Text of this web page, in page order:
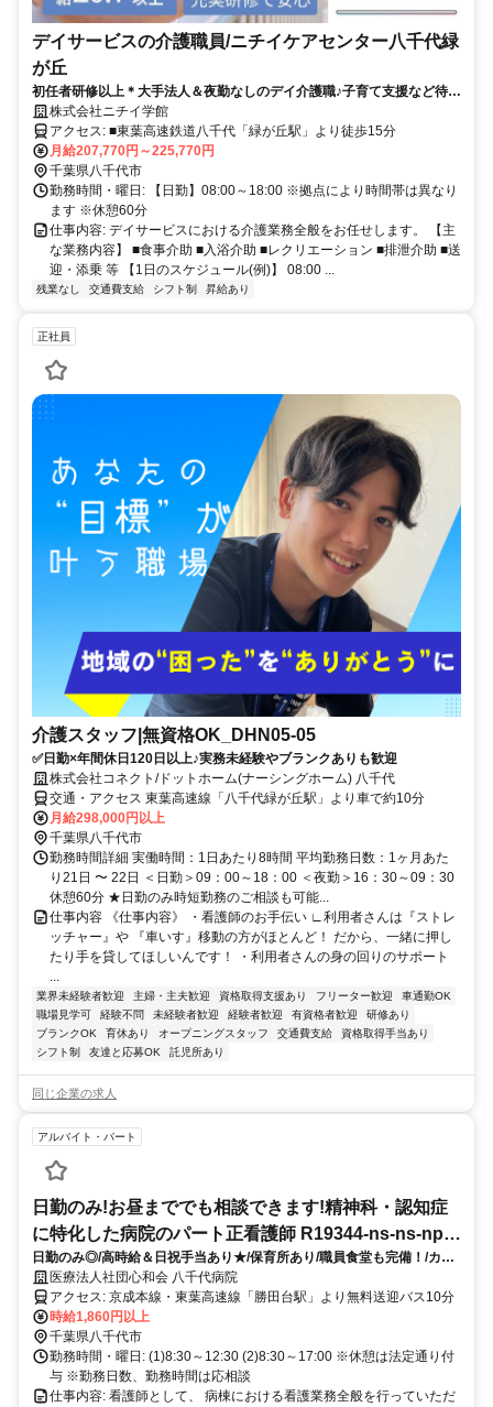
デイサービスの介護職員/ニチイケアセンター八千代緑
が丘
初任者研修以上＊大手法人＆夜勤なしのデイ介護職♪子育て支援など待遇
充実＊資格取得支援制度＆研修制度でスキルアップも目指せます◎
株式会社ニチイ学館
アクセス: ■東葉高速鉄道八千代「緑が丘駅」より徒歩15分
月給207,770円～225,770円
千葉県八千代市
勤務時間・曜日: 【日勤】08:00～18:00 ※拠点により時間帯は異なり
ます ※休憩60分
仕事内容: デイサービスにおける介護業務全般をお任せします。 【主
な業務内容】 ■食事介助 ■入浴介助 ■レクリエーション ■排泄介助 ■送
迎・添乗 等 【1日のスケジュール(例)】 08:00 ...
残業なし 交通費支給 シフト制 昇給あり
正社員
介護スタッフ|無資格OK_DHN05-05
✅日勤×年間休日120日以上♪実務未経験やブランクありも歓迎
株式会社コネクト/ドットホーム(ナーシングホーム) 八千代
交通・アクセス 東葉高速線「八千代緑が丘駅」より車で約10分
月給298,000円以上
千葉県八千代市
勤務時間詳細 実働時間：1日あたり8時間 平均勤務日数：1ヶ月あた
り21日 〜 22日 ＜日勤＞09：00～18：00 ＜夜勤＞16：30～09：30
休憩60分 ★日勤のみ時短勤務のご相談も可能...
仕事内容 《仕事内容》 ・看護師のお手伝い ∟利用者さんは『ストレ
ッチャー』や 『車いす』移動の方がほとんど！ だから、一緒に押し
たり手を貸してほしいんです！ ・利用者さんの身の回りのサポート
業界未経験者歓迎 主婦・主夫歓迎 資格取得支援あり フリーター歓迎
車通勤OK
職場見学可
経験不問 未経験者歓迎 経験者歓迎 有資格者歓迎
研修あり
ブランクOK
育休あり オープニングスタッフ 交通費支給
資格取得手当あり
シフト制
友達と応募OK 託児所あり
同じ企業の求人
アルバイト・パート
日勤のみ!お昼まででも相談できます!精神科・認知症
に特化した病院のパート正看護師 R19344-ns-ns-np-
kyo
日勤のみ◎/高時給＆日祝手当あり★/保育所あり/職員食堂も完備！/カフ
ェテリアではコーヒー提供
医療法人社団心和会 八千代病院
アクセス: 京成本線・東葉高速線「勝田台駅」より無料送迎バス10分
時給1,860円以上
千葉県八千代市
勤務時間・曜日: (1)8:30～12:30 (2)8:30～17:00 ※休憩は法定通り付
与 ※勤務日数、勤務時間は応相談
仕事内容: 看護師として、 病棟における看護業務全般を行っていただ